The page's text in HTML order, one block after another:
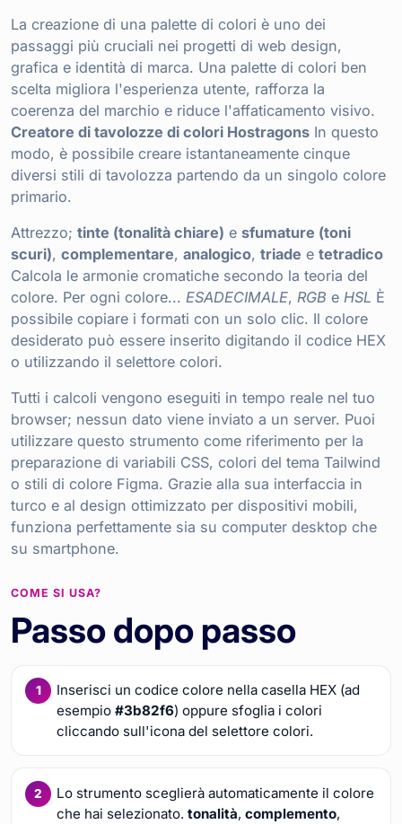
La creazione di una palette di colori è uno dei
passaggi più cruciali nei progetti di web design,
grafica e identità di marca. Una palette di colori ben
scelta migliora l'esperienza utente, rafforza la
coerenza del marchio e riduce l'affaticamento visivo.
Creatore di tavolozze di colori Hostragons In questo
modo, è possibile creare istantaneamente cinque
diversi stili di tavolozza partendo da un singolo colore
primario.
Attrezzo; tinte (tonalità chiare) e sfumature (toni
scuri), complementare, analogico, triade e tetradico
Calcola le armonie cromatiche secondo la teoria del
colore. Per ogni colore... ESADECIMALE, RGB e HSL È
possibile copiare i formati con un solo clic. Il colore
desiderato può essere inserito digitando il codice HEX
o utilizzando il selettore colori.
Tutti i calcoli vengono eseguiti in tempo reale nel tuo
browser; nessun dato viene inviato a un server. Puoi
utilizzare questo strumento come riferimento per la
preparazione di variabili CSS, colori del tema Tailwind
o stili di colore Figma. Grazie alla sua interfaccia in
turco e al design ottimizzato per dispositivi mobili,
funziona perfettamente sia su computer desktop che
su smartphone.
COME SI USA?
Passo dopo passo
Inserisci un codice colore nella casella HEX (ad
esempio #3b82f6) oppure sfoglia i colori
cliccando sull'icona del selettore colori.
Lo strumento sceglierà automaticamente il colore
che hai selezionato. tonalità, complemento,